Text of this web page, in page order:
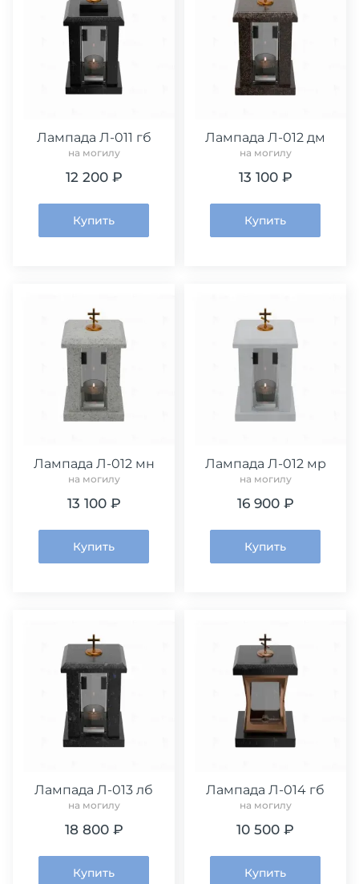
Лампада Л-011 гб
на могилу
12 200 ₽
Купить
Лампада Л-012 дм
на могилу
13 100 ₽
Купить
Лампада Л-012 мн
на могилу
13 100 ₽
Купить
Лампада Л-012 мр
на могилу
16 900 ₽
Купить
Лампада Л-013 лб
на могилу
18 800 ₽
Купить
Лампада Л-014 гб
на могилу
10 500 ₽
Купить